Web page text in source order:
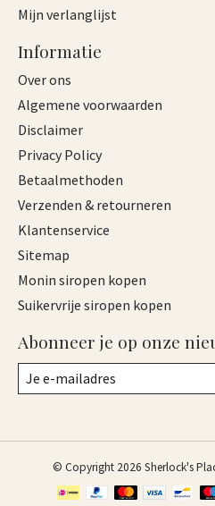
Mijn verlanglijst
Informatie
Over ons
Algemene voorwaarden
Disclaimer
Privacy Policy
Betaalmethoden
Verzenden & retourneren
Klantenservice
Sitemap
Monin siropen kopen
Suikervrije siropen kopen
Abonneer je op onze
© Copyright 2026 Sherlock's